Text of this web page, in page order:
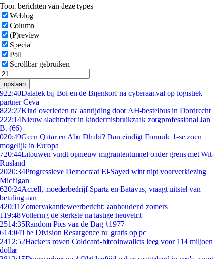
Toon berichten van deze types
Weblog
Column
(P)review
Special
Poll
Scrollbar gebruiken
opslaan
922:40Datalek bij Bol en de Bijenkorf na cyberaanval op logistiek
partner Ceva
822:27Kind overleden na aanrijding door AH-bestelbus in Dordrecht
222:14Nieuw slachtoffer in kindermisbruikzaak zorgprofessional Jan
B. (66)
020:49Geen Qatar en Abu Dhabi? Dan eindigt Formule 1-seizoen
mogelijk in Europa
720:44Litouwen vindt opnieuw migrantentunnel onder grens met Wit-
Rusland
2020:34Progressieve Democraat El-Sayed wint nipt voorverkiezing
Michigan
620:24Accell, moederbedrijf Sparta en Batavus, vraagt uitstel van
betaling aan
420:11 Zomervakantieweerbericht: aanhoudend zomers
119:48Vollering de sterkste na lastige heuvelrit
2514:35Random Pics van de Dag #1977
614:04The Division Resurgence nu gratis op pc
2412:52Hackers roven Coldcard-bitcoinwallets leeg voor 114 miljoen
dollar